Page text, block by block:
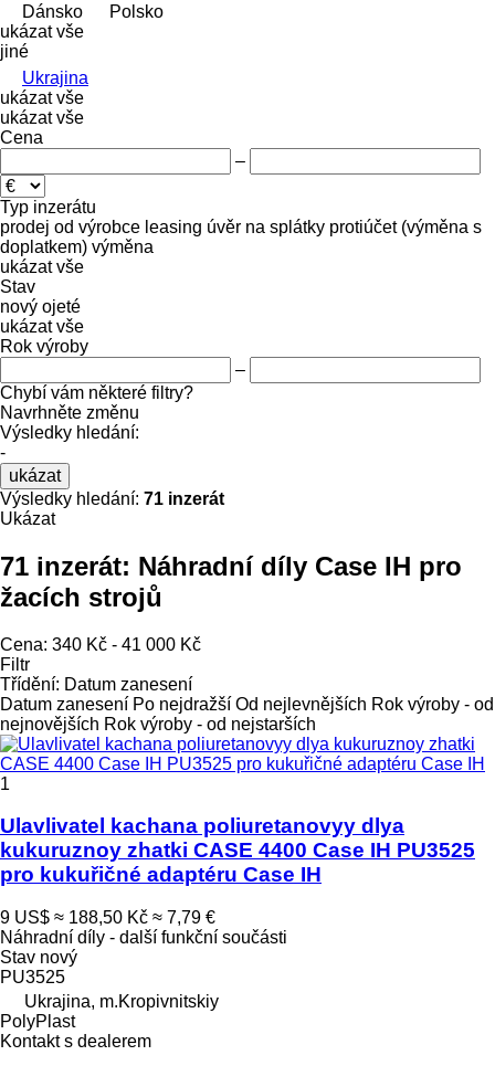
Dánsko
Polsko
ukázat vše
jiné
Ukrajina
ukázat vše
ukázat vše
Cena
–
Typ inzerátu
prodej od výrobce leasing úvěr na splátky protiúčet (výměna s
doplatkem) výměna
ukázat vše
Stav
nový ojeté
ukázat vše
Rok výroby
–
Chybí vám některé filtry?
Navrhněte změnu
Výsledky hledání:
-
ukázat
Výsledky hledání: 71 inzerát
Ukázat
71 inzerát: Náhradní díly Case IH pro
žacích strojů
Cena: 340 Kč - 41 000 Kč
Filtr
Třídění: Datum zanesení
Datum zanesení Po nejdražší Od nejlevnějších Rok výroby - od
nejnovějších Rok výroby - od nejstarších
1
Ulavlivatel kachana poliuretanovyy dlya
kukuruznoy zhatki CASE 4400 Case IH PU3525
pro kukuřičné adaptéru Case IH
9 US$ ≈ 188,50 Kč ≈ 7,79 €
Náhradní díly - další funkční součásti
Stav nový
PU3525
Ukrajina, m.Kropivnitskiy
PolyPlast
Kontakt s dealerem